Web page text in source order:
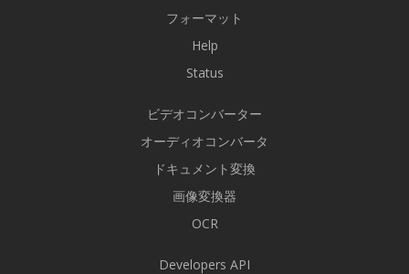
フォーマット
Help
Status
ビデオコンバーター
オーディオコンバータ
ドキュメント変換
画像変換器
OCR
Developers API